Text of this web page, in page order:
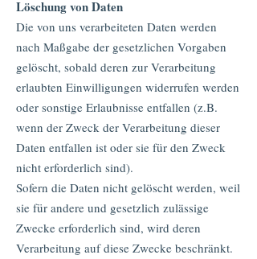
Löschung von Daten
Die von uns verarbeiteten Daten werden
nach Maßgabe der gesetzlichen Vorgaben
gelöscht, sobald deren zur Verarbeitung
erlaubten Einwilligungen widerrufen werden
oder sonstige Erlaubnisse entfallen (z.B.
wenn der Zweck der Verarbeitung dieser
Daten entfallen ist oder sie für den Zweck
nicht erforderlich sind).
Sofern die Daten nicht gelöscht werden, weil
sie für andere und gesetzlich zulässige
Zwecke erforderlich sind, wird deren
Verarbeitung auf diese Zwecke beschränkt.